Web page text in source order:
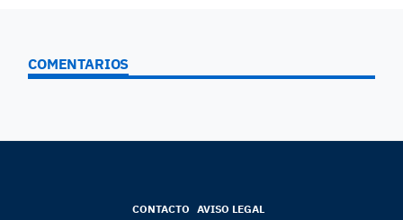
COMENTARIOS
CONTACTO AVISO LEGAL